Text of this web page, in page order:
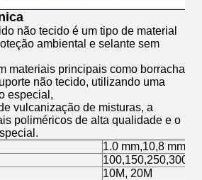
não tecido é um tipo de material
ambiental e selante sem
materiais principais como borracha
não tecido, utilizando uma
especial,
vulcanização de misturas, a
poliméricos de alta qualidade e o
1.0 mm,10,8
100,150,250,300
10M, 20M